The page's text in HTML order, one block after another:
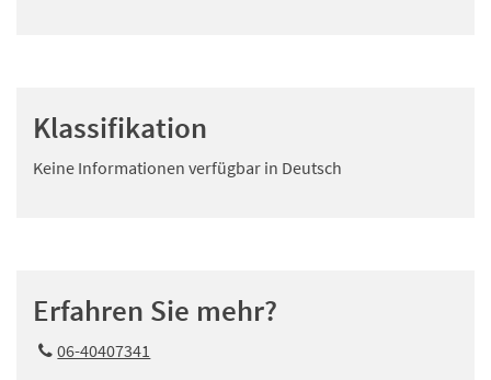
Klassifikation
Keine Informationen verfügbar in Deutsch
Erfahren Sie mehr?
06-40407341